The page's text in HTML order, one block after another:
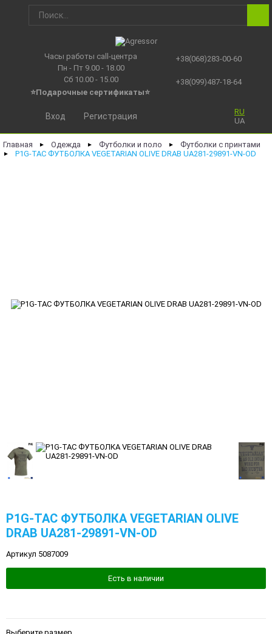
Часы работы call-центра
Пн - Пт 9.00 - 18.00
Сб 10.00 - 15.00
⭐Подарочные сертификаты⭐
+38(068)283-00-60
+38(099)487-18-64
RU
UA
Вход Регистрация
Главная ► Одежда ► Футболки и поло ► Футболки с принтами
► P1G-TAC ФУТБОЛКА VEGETARIAN OLIVE DRAB UA281-29891-VN-OD
P1G-TAC ФУТБОЛКА VEGETARIAN OLIVE
DRAB UA281-29891-VN-OD
Артикул 5087009
Есть в наличии